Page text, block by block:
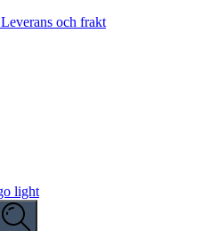
Leverans och frakt